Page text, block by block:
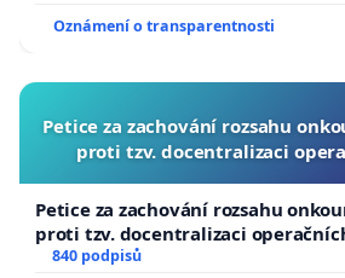
Oznámení o transparentnosti
Petice za zachování rozsahu
proti tzv. docentralizaci
Petice za zachování rozsahu
proti tzv. docentralizaci
840 podpisů